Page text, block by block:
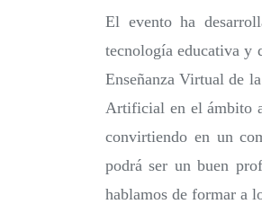
El evento ha
tecnología educativa y
Enseñanza Virtual de
Artificial en el ámbito
convirtiendo en un
podrá ser un buen
hablamos de formar a